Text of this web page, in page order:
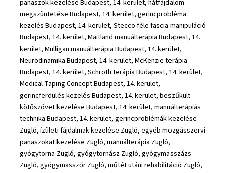
panaszok kezelése Budapest, 14. kerület, hátfájdalom
megszüntetése Budapest, 14. kerület, gerincprobléma
kezelés Budapest, 14. kerület, Stecco féle fascia manipuláció
Budapest, 14. kerület, Maitland manuálterápia Budapest, 14.
kerület, Mulligan manuálterápia Budapest, 14. kerület,
Neurodinamika Budapest, 14. kerület, McKenzie terápia
Budapest, 14. kerület, Schroth terápia Budapest, 14. kerület,
Medical Taping Concept Budapest, 14. kerület,
gerincferdülés kezelés Budapest, 14. kerület, beszűkült
kötőszövet kezelése Budapest, 14. kerület, manuálterápiás
technika Budapest, 14. kerület, gerincproblémák kezelése
Zugló, ízületi fájdalmak kezelése Zugló, egyéb mozgásszervi
panaszokat kezelése Zugló, manuálterápia Zugló,
gyógytorna Zugló, gyógytornász Zugló, gyógymasszázs
Zugló, gyógymasszőr Zugló, műtét utáni rehabilitáció Zugló,